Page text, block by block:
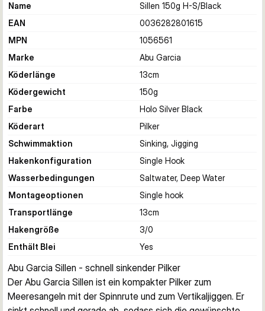
Name
Sillen 150g H-S/Black
EAN
0036282801615
MPN
1056561
Marke
Abu Garcia
Köderlänge
13cm
Ködergewicht
150g
Farbe
Holo Silver Black
Köderart
Pilker
Schwimmaktion
Sinking, Jigging
Hakenkonfiguration
Single Hook
Wasserbedingungen
Saltwater, Deep Water
Montageoptionen
Single hook
Transportlänge
13cm
Hakengröße
3/0
Enthält Blei
Yes
Abu Garcia Sillen - schnell sinkender Pilker
Der Abu Garcia Sillen ist ein kompakter Pilker zum
Meeresangeln mit der Spinnrute und zum Vertikaljiggen. Er